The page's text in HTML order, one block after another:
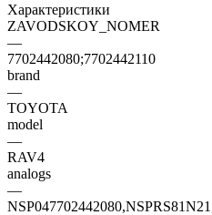
Характеристики
ZAVODSKOY_NOMER
—
7702442080;7702442110
brand
—
TOYOTA
model
—
RAV4
analogs
—